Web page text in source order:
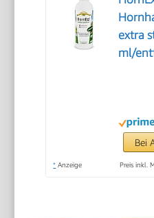
extra
ml/
Bei
* Anzeige Preis inkl.